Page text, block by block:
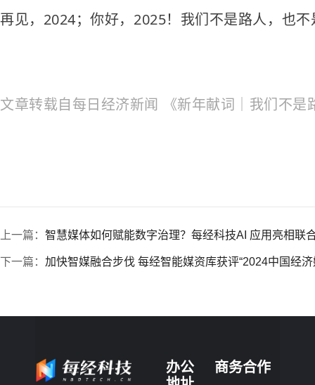
再见，2024；你好，2025！我们不是路人，也
文章转载自每日经济新闻 《新年献词｜我们不
上一篇： 智慧媒体如何赋能数字治理？每经科技AI 应用亮相联
下一篇： 加快智媒融合步伐 每经智能媒资库获评“2024中国经
办公
商务合作